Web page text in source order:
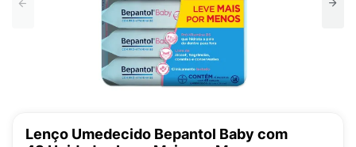
Lenço Umedecido Bepantol Baby com